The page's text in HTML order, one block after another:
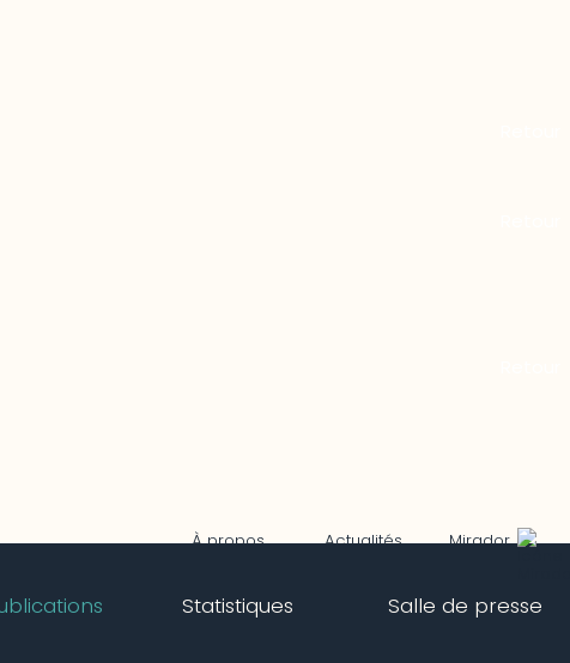
À propos Actualités Mirador
Statistiques Salle de presse